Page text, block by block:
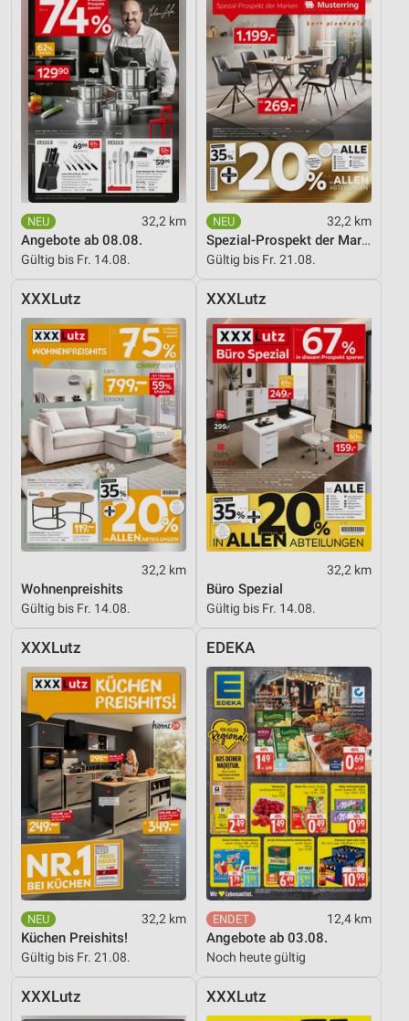
32,2 km
Angebote ab 08.08.
Gültig bis Fr. 14.08.
32,2 km
Spezial-Prospekt der Marken
Gültig bis Fr. 21.08.
XXXLutz
32,2 km
Wohnenpreishits
Gültig bis Fr. 14.08.
XXXLutz
32,2 km
Büro Spezial
Gültig bis Fr. 14.08.
XXXLutz
32,2 km
Küchen Preishits!
Gültig bis Fr. 21.08.
EDEKA
12,4 km
Angebote ab 03.08.
Noch heute gültig
XXXLutz XXXLutz
Entwicklung und Verbesserung der Angebote
Verwendung reduzierter Daten zur Auswahl von
Inhalten
IAB-Besonderheiten:
Verwendung genauer Standortdaten
Geräte anhand von aktiv angeforderten
Informationen identifizieren
Nicht-IAB-Verarbeitungszwecke:
Notwendig
Funktional
Werbung